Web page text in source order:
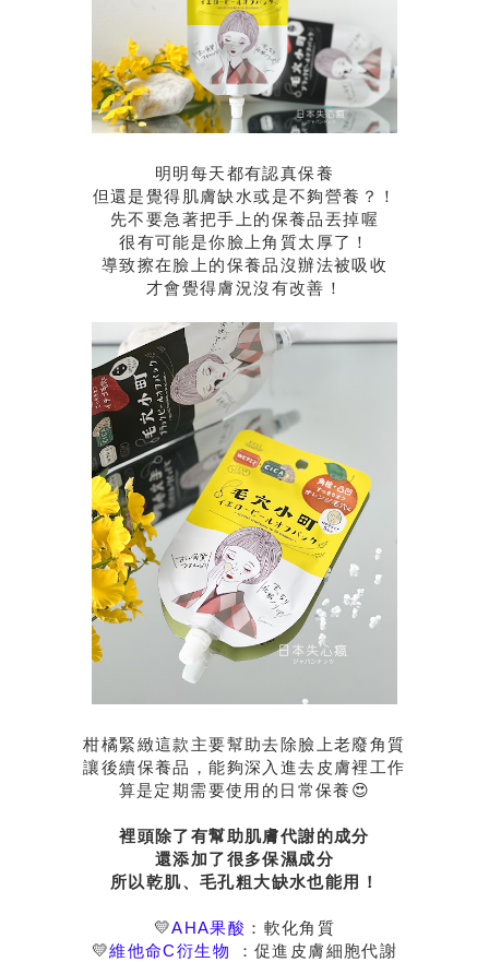
明明每天都有認真保養
但還是覺得肌膚缺水或是不夠營養？！
先不要急著把手上的保養品丟掉喔
很有可能是你臉上角質太厚了！
導致擦在臉上的保養品沒辦法被吸收
才會覺得膚況沒有改善！
柑橘緊緻這款主要幫助去除臉上老廢角質
讓後續保養品，能夠深入進去皮膚裡工作
算是定期需要使用的日常保養😍
裡頭除了有幫助肌膚代謝的成分
還添加了很多保濕成分
所以乾肌、毛孔粗大缺水也能用！
💛AHA果酸 ：軟化角質
💛維他命C衍生物
：促進皮膚細胞代謝